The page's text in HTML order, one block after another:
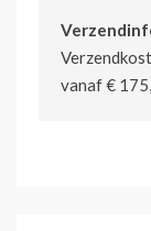
vanaf €